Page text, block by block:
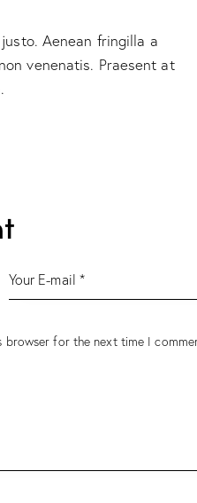
Aenean fringilla a
venenatis. Praesent at
browser for the next time I